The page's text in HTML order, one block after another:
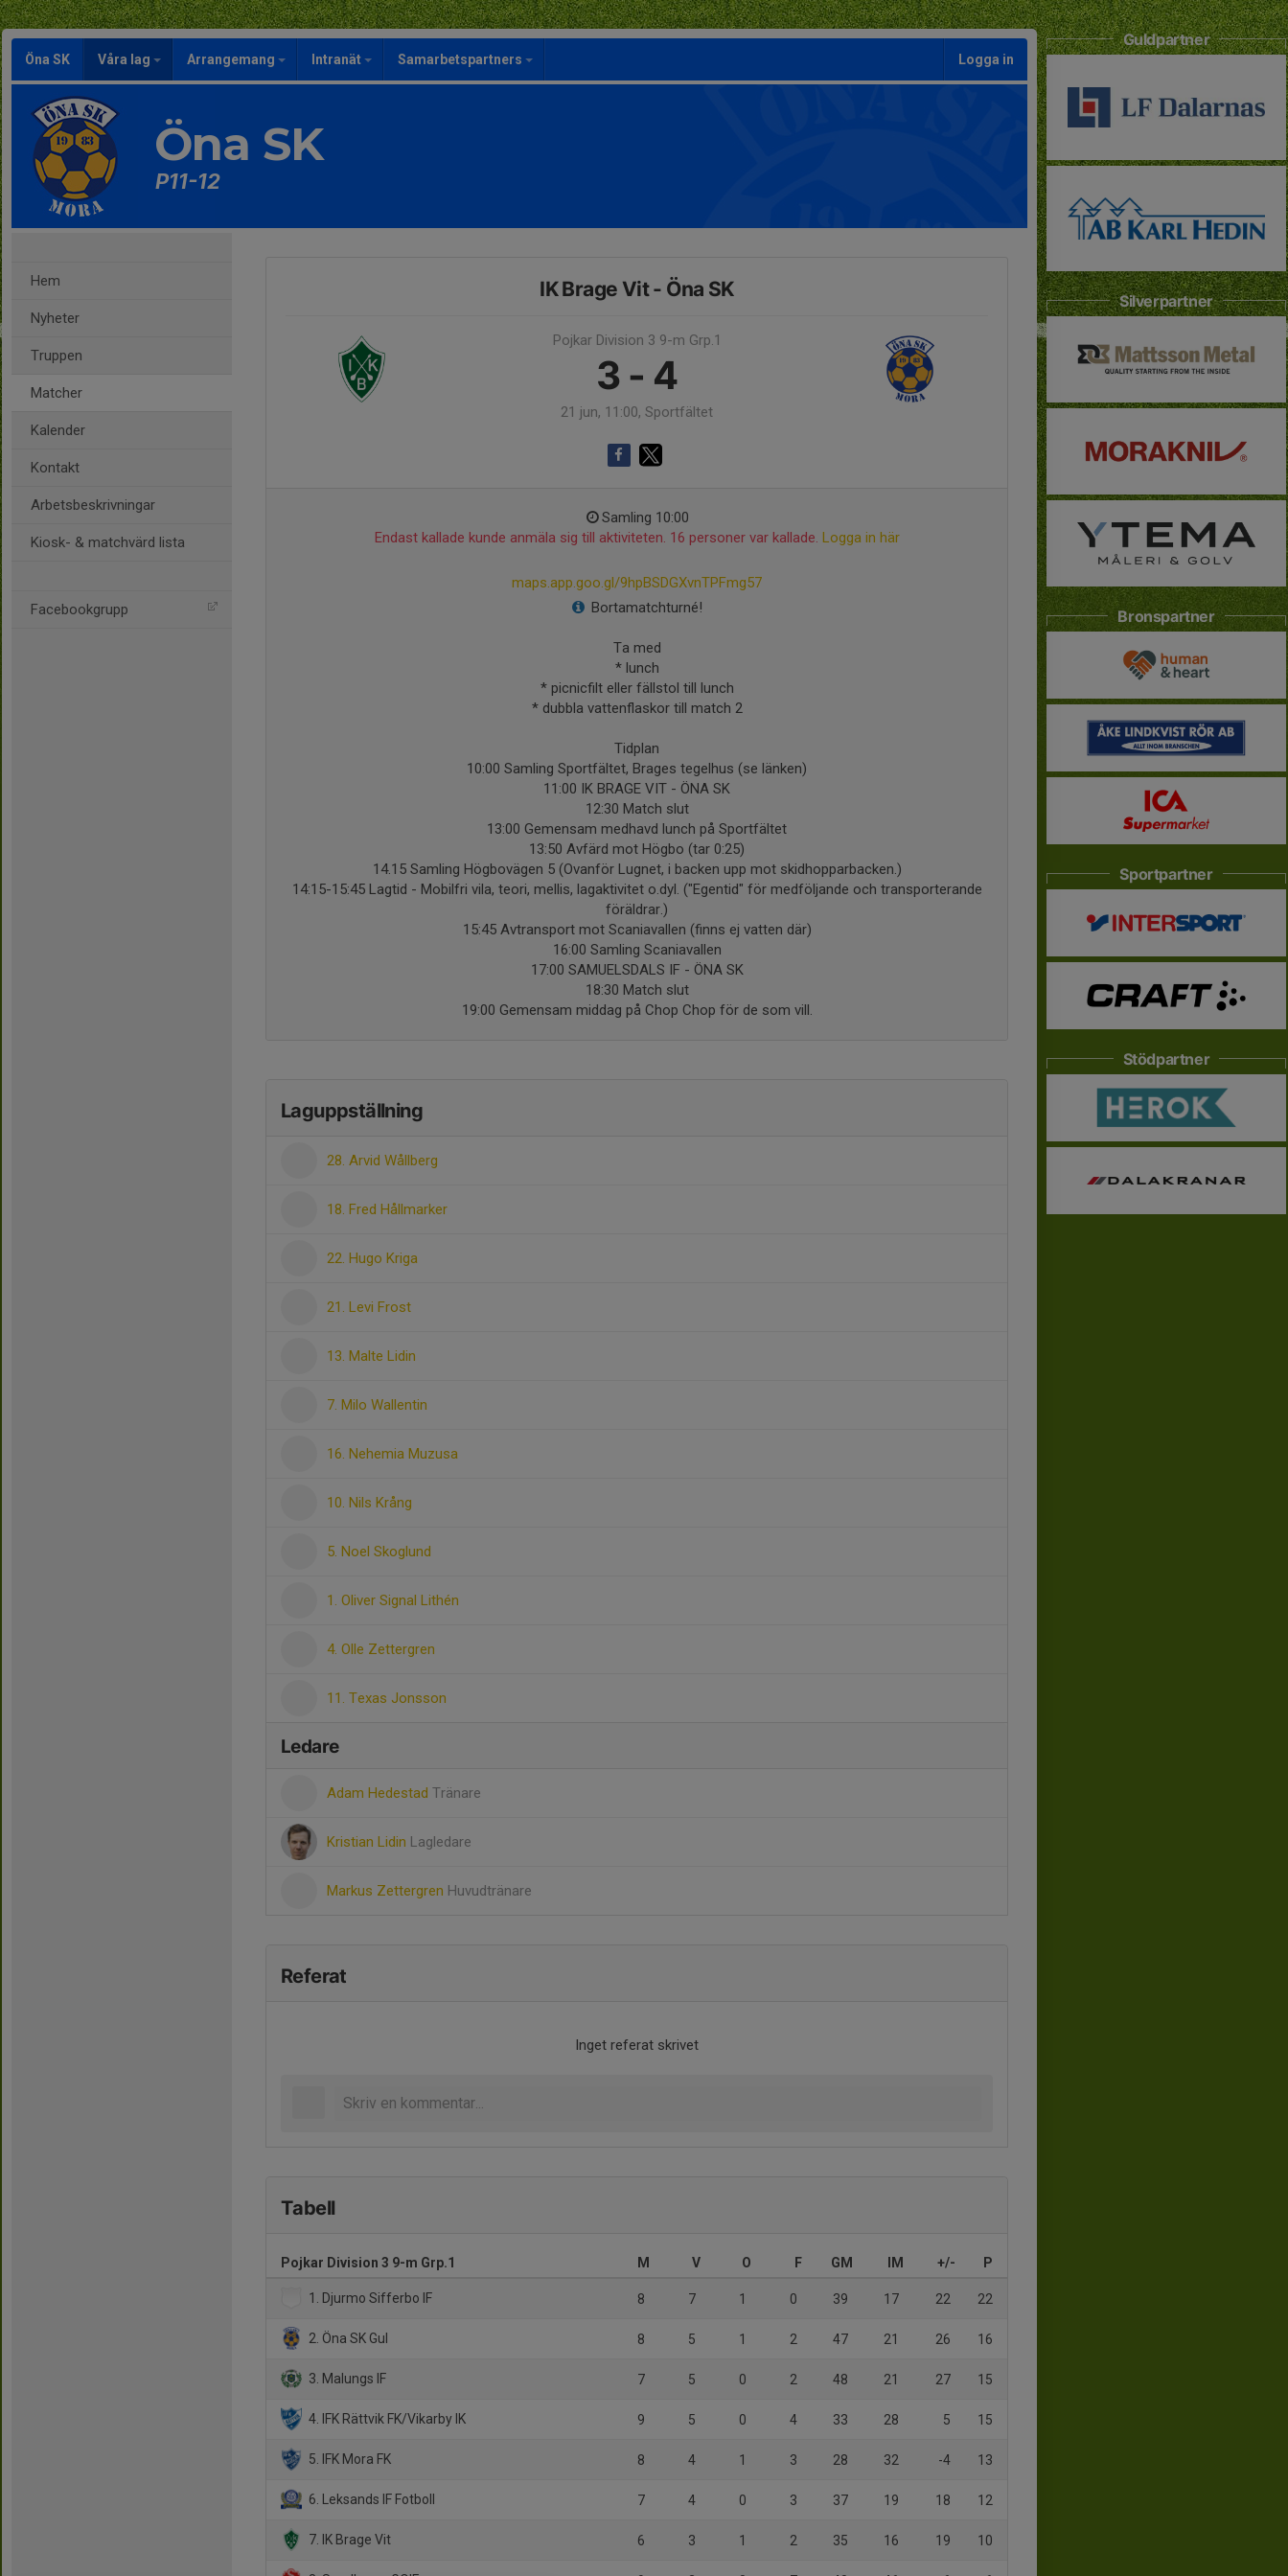
Öna SK Våra lag Arrangemang Intranät Samarbetspartners Logga in
Öna SK
P11-12
Hem
Nyheter
Truppen
Matcher
Kalender
Kontakt
Arbetsbeskrivningar
Kiosk- & matchvärd lista
Facebookgrupp
IK Brage Vit - Öna SK
Pojkar Division 3 9-m Grp.1
3 - 4
21 jun, 11:00, Sportfältet
Samling 10:00
Endast kallade kunde anmäla sig till aktiviteten. 16 personer var kallade. Logga in här
maps.app.goo.gl/9hpBSDGXvnTPFmg57
Bortamatchturné!
Ta med
* lunch
* picnicfilt eller fällstol till lunch
* dubbla vattenflaskor till match 2
Tidplan
10:00 Samling Sportfältet, Brages tegelhus (se länken)
11:00 IK BRAGE VIT - ÖNA SK
12:30 Match slut
13:00 Gemensam medhavd lunch på Sportfältet
13:50 Avfärd mot Högbo (tar 0:25)
14.15 Samling Högbovägen 5 (Ovanför Lugnet, i backen upp mot skidhopparbacken.)
14:15-15:45 Lagtid - Mobilfri vila, teori, mellis, lagaktivitet o.dyl. ("Egentid" för medföljande och transporterande
föräldrar.)
15:45 Avtransport mot Scaniavallen (finns ej vatten där)
16:00 Samling Scaniavallen
17:00 SAMUELSDALS IF - ÖNA SK
18:30 Match slut
19:00 Gemensam middag på Chop Chop för de som vill.
Laguppställning
28. Arvid Wållberg
18. Fred Hållmarker
22. Hugo Kriga
21. Levi Frost
13. Malte Lidin
7. Milo Wallentin
16. Nehemia Muzusa
10. Nils Krång
5. Noel Skoglund
1. Oliver Signal Lithén
4. Olle Zettergren
11. Texas Jonsson
Ledare
Adam Hedestad Tränare
Kristian Lidin Lagledare
Markus Zettergren Huvudtränare
Referat
Inget referat skrivet
Tabell
Pojkar Division 3 9-m Grp.1 M V O F GM IM +/- P
1. Djurmo Sifferbo IF 8 7 1 0 39 17 22 22
2. Öna SK Gul 8 5 1 2 47 21 26 16
3. Malungs IF 7 5 0 2 48 21 27 15
4. IFK Rättvik FK/Vikarby IK 9 5 0 4 33 28 5 15
5. IFK Mora FK 8 4 1 3 28 32 -4 13
6. Leksands IF Fotboll 7 4 0 3 37 19 18 12
7. IK Brage Vit 6 3 1 2 35 16 19 10
Guldpartner
Silverpartner
Bronspartner
Sportpartner
Stödpartner